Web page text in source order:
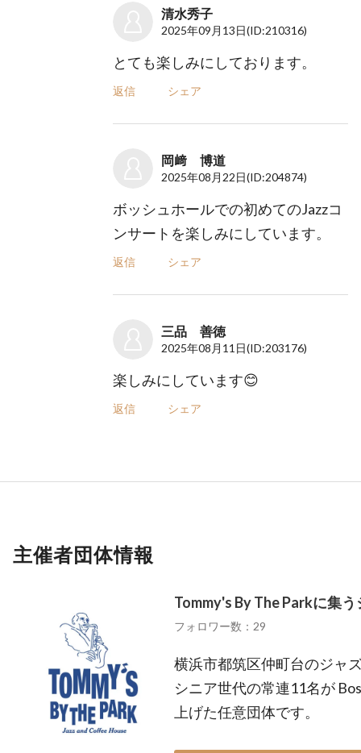
清水秀子
2025年09月13日(ID:210316)
とても楽しみにしております。
返信 シェア
岡﨑 博道
2025年08月22日(ID:204874)
ボッシュホールでの初めてのJazzコ
ンサートを楽しみにしています。
返信 シェア
三品 善徳
2025年08月11日(ID:203176)
楽しみにしています😊
返信 シェア
主催者団体情報
Tommy's By The Parkに集
フォロワー数：29
横浜市都筑区仲町台のジャ
シニア世代の常連11名が
上げた任意団体です。